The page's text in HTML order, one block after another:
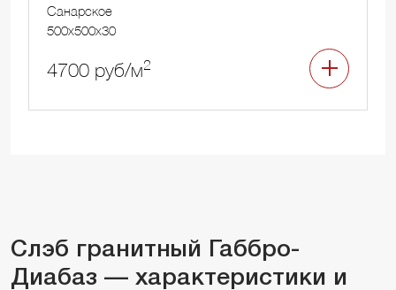
Санарское
500x500x30
4700 руб/м2
Слэб гранитный Габбро-
Диабаз — характеристики и